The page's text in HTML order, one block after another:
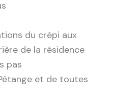
du crépi aux
de la résidence
pas
et de toutes